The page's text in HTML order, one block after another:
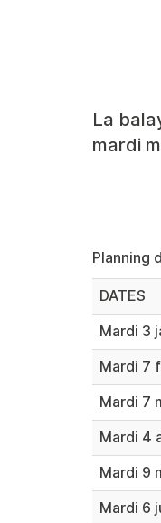
La
mardi
Planning
DATES
Mardi 3
Mardi 7
Mardi 7
Mardi 4
Mardi 9
Mardi 6